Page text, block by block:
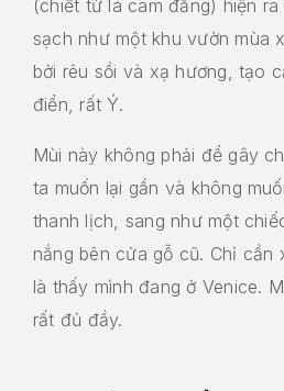
(chiết từ lá cam đắng) hiện
sạch như một khu vườn mùa
bởi rêu sồi và xạ hương, tạo
điển, rất Ý.
Mùi này không phải để gây
ta muốn lại gần và không
thanh lịch, sang như một
nắng bên cửa gỗ cũ. Chỉ cần
là thấy mình đang ở Venice.
rất đủ đầy.